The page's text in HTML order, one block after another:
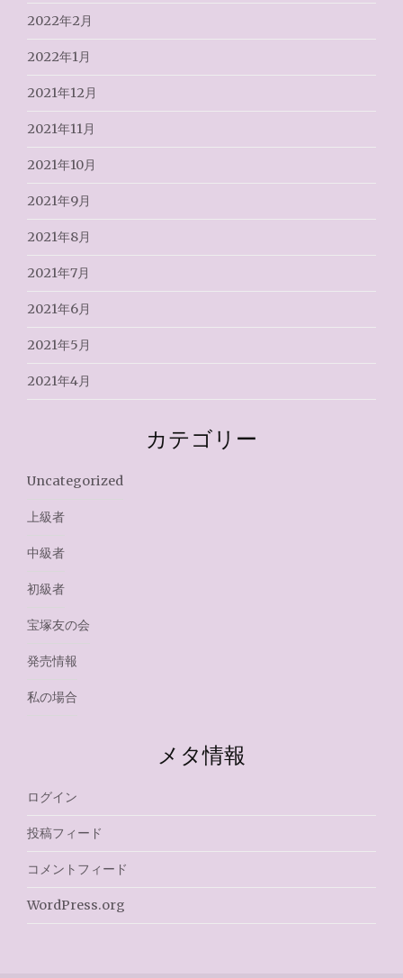
2022年2月
2022年1月
2021年12月
2021年11月
2021年10月
2021年9月
2021年8月
2021年7月
2021年6月
2021年5月
2021年4月
カテゴリー
Uncategorized
上級者
中級者
初級者
宝塚友の会
発売情報
私の場合
メタ情報
ログイン
投稿フィード
コメントフィード
WordPress.org